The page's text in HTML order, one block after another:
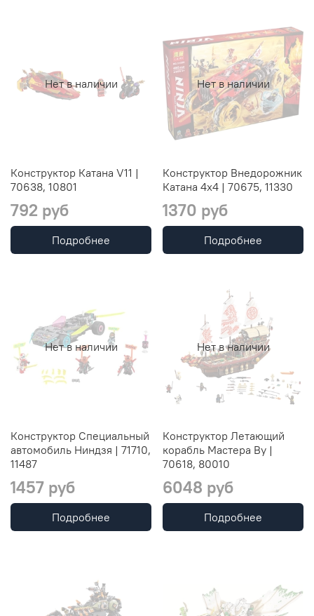
Нет в наличии
Конструктор Катана V11 |
70638, 10801
792 руб
Подробнее
Нет в наличии
Конструктор Внедорожник
Катана 4x4 | 70675, 11330
1370 руб
Подробнее
Нет в наличии
Конструктор Специальный
автомобиль Ниндзя | 71710,
11487
1457 руб
Подробнее
Нет в наличии
Конструктор Летающий
корабль Мастера Ву |
70618, 80010
6048 руб
Подробнее